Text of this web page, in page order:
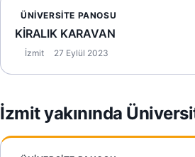
ÜNIVERSITE PANOSU
KİRALIK KARAVAN
İzmit 27 Eylül 2023
İzmit yakınında